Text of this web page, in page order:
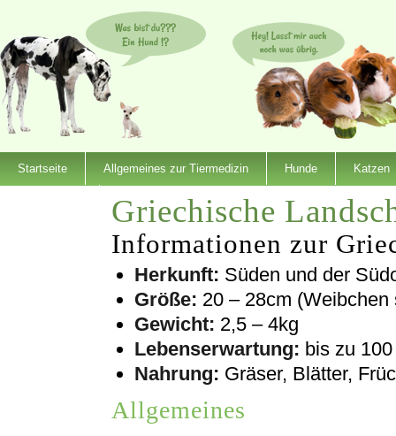
Startseite Allgemeines zur Tiermedizin Hunde Katzen
Griechische
Informationen zur
Herkunft: Süden und der
Größe: 20 – 28cm (Weibchen
Gewicht: 2,5 – 4kg
Lebenserwartung: bis zu
Nahrung: Gräser, Blätter,
Allgemeines